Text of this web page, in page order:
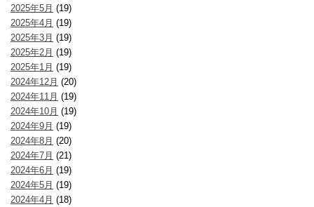
2025年5月 (19)
2025年4月 (19)
2025年3月 (19)
2025年2月 (19)
2025年1月 (19)
2024年12月 (20)
2024年11月 (19)
2024年10月 (19)
2024年9月 (19)
2024年8月 (20)
2024年7月 (21)
2024年6月 (19)
2024年5月 (19)
2024年4月 (18)